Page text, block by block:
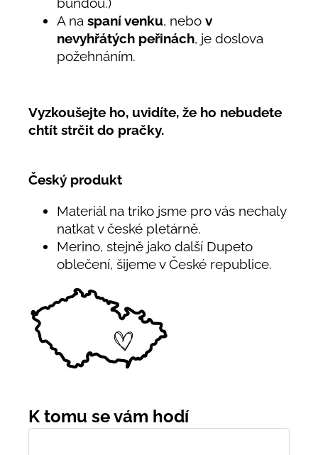
A na spaní venku, nebo v
nevyhřátých peřinách, je doslova
požehnáním.
Vyzkoušejte ho, uvidíte, že ho nebudete
chtít strčit do pračky.
Český produkt
Materiál na triko jsme pro vás nechaly
natkat v české pletárně.
Merino, stejně jako další Dupeto
oblečení, šijeme v České republice.